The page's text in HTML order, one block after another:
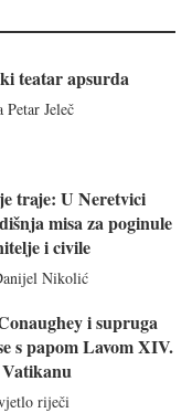
teatar apsurda
Petar Jeleč
traje: U Neretvici
misa za poginule
i civile
Nikolić
i supruga
s papom Lavom XIV.
riječi